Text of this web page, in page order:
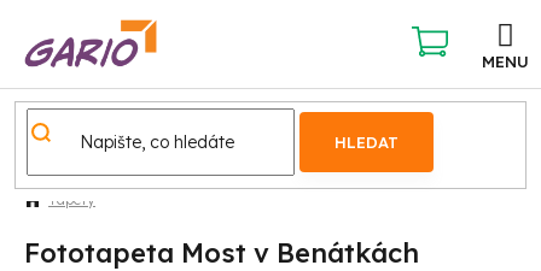
obsah
HLEDAT
NÁKUPNÍ
KOŠÍK
Tapety
Fototapeta Most v Benátkách